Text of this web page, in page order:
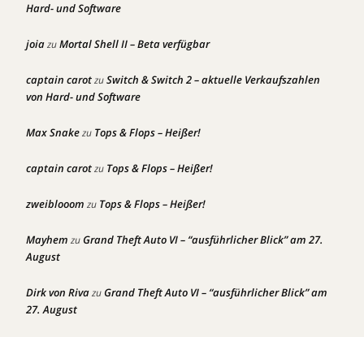
Hard- und Software
joiazuMortal Shell II – Beta verfügbar
captain carotzuSwitch & Switch 2 – aktuelle Verkaufszahlen
von Hard- und Software
Max Snakezu Tops & Flops – Heißer!
captain carotzu Tops & Flops – Heißer!
zweiblooom zu Tops & Flops – Heißer!
Mayhem zuGrand Theft Auto VI – “ausführlicher Blick” am 27.
August
Dirk von RivazuGrand Theft Auto VI – “ausführlicher Blick” am
27. August